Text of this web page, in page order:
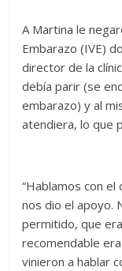
A Martina le
Embarazo (IVE)
director de la
debía parir (se
embarazo) y al
atendiera, lo que
“Hablamos con
nos dio el apoyo.
permitido, que
recomendable
vinieron a hablar